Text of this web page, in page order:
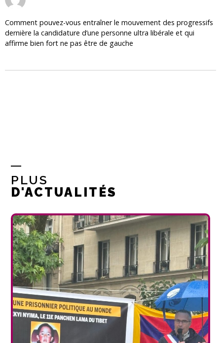
Comment pouvez-vous entraîner le mouvement des progressifs
dernière la candidature d’une personne ultra libérale et qui
affirme bien fort ne pas être de gauche
PLUS
D'ACTUALITÉS